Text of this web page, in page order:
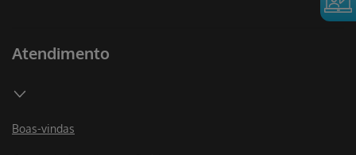
Atendimento
Boas-vindas